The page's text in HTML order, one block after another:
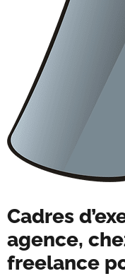
Cadres
agence,
freelance